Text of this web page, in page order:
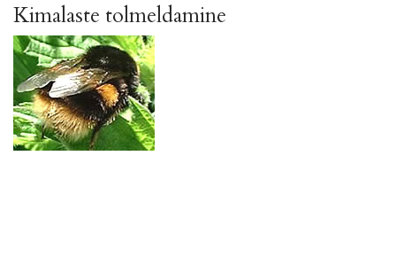
Kimalaste tolmeldamine